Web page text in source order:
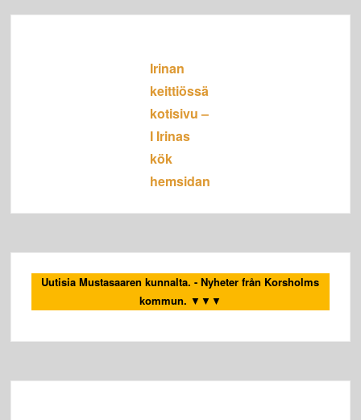
Irinan
keittiössä
kotisivu –
I Irinas
kök
hemsidan
Uutisia Mustasaaren kunnalta. - Nyheter från Korsholms
kommun. ▼▼▼